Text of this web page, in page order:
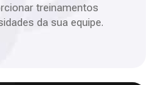
treinamentos
da sua equipe.